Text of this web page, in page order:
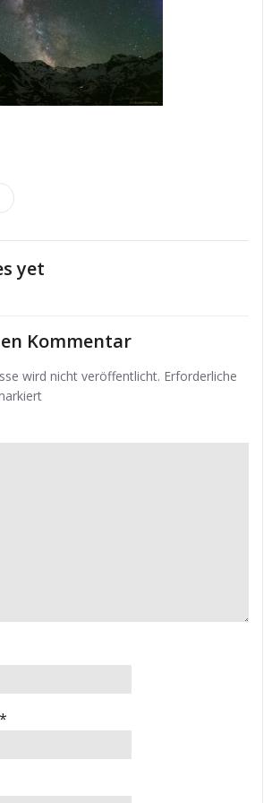
yet
Kommentar
wird nicht veröffentlicht. Erforderliche
*